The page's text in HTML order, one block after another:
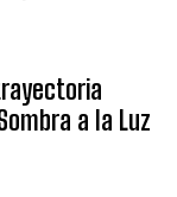
a la Luz